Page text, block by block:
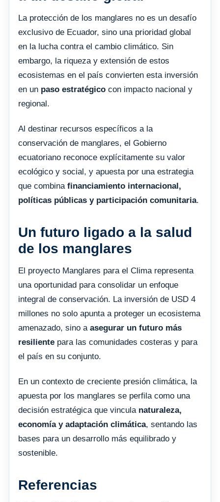
La protección de los manglares no es un desafío
exclusivo de Ecuador, sino una prioridad global
en la lucha contra el cambio climático. Sin
embargo, la riqueza y extensión de estos
ecosistemas en el país convierten esta inversión
en un paso estratégico con impacto nacional y
regional.
Al destinar recursos específicos a la
conservación de manglares, el Gobierno
ecuatoriano reconoce explícitamente su valor
ecológico y social, y apuesta por una estrategia
que combina financiamiento internacional,
políticas públicas y participación comunitaria.
Un futuro ligado a la salud
de los manglares
El proyecto Manglares para el Clima representa
una oportunidad para consolidar un enfoque
integral de conservación. La inversión de USD 4
millones no solo apunta a proteger un ecosistema
amenazado, sino a asegurar un futuro más
resiliente para las comunidades costeras y para
el país en su conjunto.
En un contexto de creciente presión climática, la
apuesta por los manglares se perfila como una
decisión estratégica que vincula naturaleza,
economía y adaptación climática, sentando las
bases para un desarrollo más equilibrado y
sostenible.
Referencias